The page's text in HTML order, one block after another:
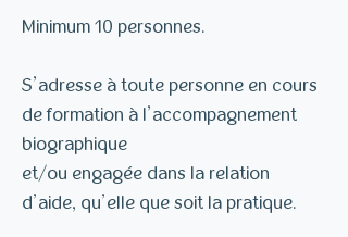
Minimum 10 personnes.
S’adresse à toute personne en cours
de formation à l’accompagnement
biographique
et/ou engagée dans la relation
d’aide, qu’elle que soit la pratique.